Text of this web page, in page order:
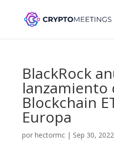
BlackRock
lanzamiento
Blockchain
Europa
por hectormc| Sep 30, 2022